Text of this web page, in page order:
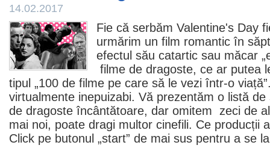
14.02.2017
Fie că serbăm Valentine's Day
urmărim un film romantic în
efectul său catartic sau măcar
filme de dragoste, ce ar putea
tipul „100 de filme pe care să le vezi într-o
virtualmente inepuizabi. Vă prezentăm o listă
de dragoste încântătoare, dar omitem zeci de
mai noi, poate dragi multor cinefili. Ce producții
Click pe butonul „start” de mai sus pentru a se